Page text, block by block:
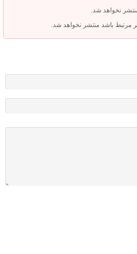
نخواهد شد.
مرتبط باشد منتشر نخواهد شد.